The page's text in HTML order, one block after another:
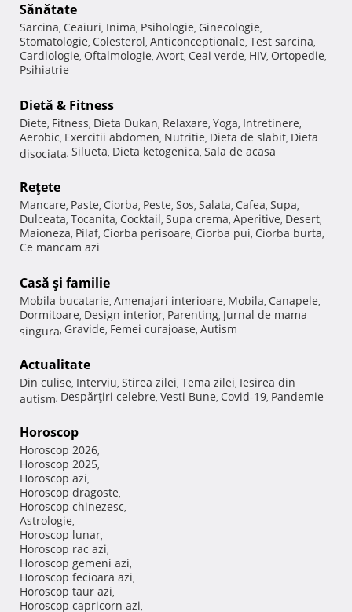
Sănătate
Sarcina, Ceaiuri, Inima, Psihologie, Ginecologie,
Stomatologie, Colesterol, Anticonceptionale, Test sarcina,
Cardiologie, Oftalmologie, Avort, Ceai verde, HIV, Ortopedie,
Psihiatrie
Dietă & Fitness
Diete, Fitness, Dieta Dukan, Relaxare, Yoga, Intretinere,
Aerobic, Exercitii abdomen, Nutritie, Dieta de slabit, Dieta
disociata, Silueta, Dieta ketogenica, Sala de acasa
Reţete
Mancare, Paste, Ciorba, Peste, Sos, Salata, Cafea, Supa,
Dulceata, Tocanita, Cocktail, Supa crema, Aperitive, Desert,
Maioneza, Pilaf, Ciorba perisoare, Ciorba pui, Ciorba burta,
Ce mancam azi
Casă şi familie
Mobila bucatarie, Amenajari interioare, Mobila, Canapele,
Dormitoare, Design interior, Parenting, Jurnal de mama
singura, Gravide, Femei curajoase, Autism
Actualitate
Din culise, Interviu, Stirea zilei, Tema zilei, Iesirea din
autism, Despărţiri celebre, Vesti Bune, Covid-19, Pandemie
Horoscop
Horoscop 2026,
Horoscop 2025,
Horoscop azi,
Horoscop dragoste,
Horoscop chinezesc,
Astrologie,
Horoscop lunar,
Horoscop rac azi,
Horoscop gemeni azi,
Horoscop fecioara azi,
Horoscop taur azi,
Horoscop capricorn azi,